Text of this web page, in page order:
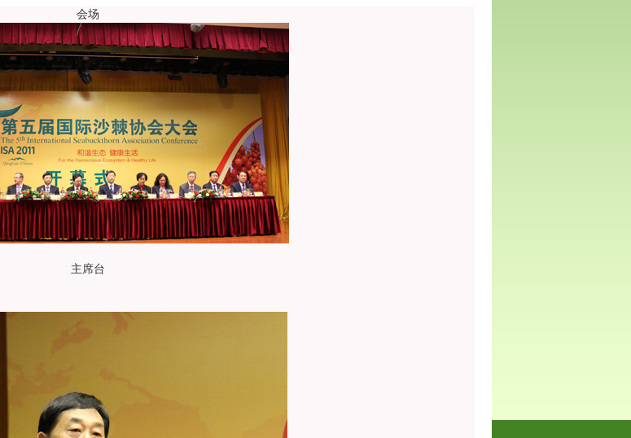
会场
主席台